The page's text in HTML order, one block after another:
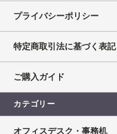
プライバシーポリシー
特定商取引法に基づく表記
ご購入ガイド
カテゴリー
オフィスデスク・事務机